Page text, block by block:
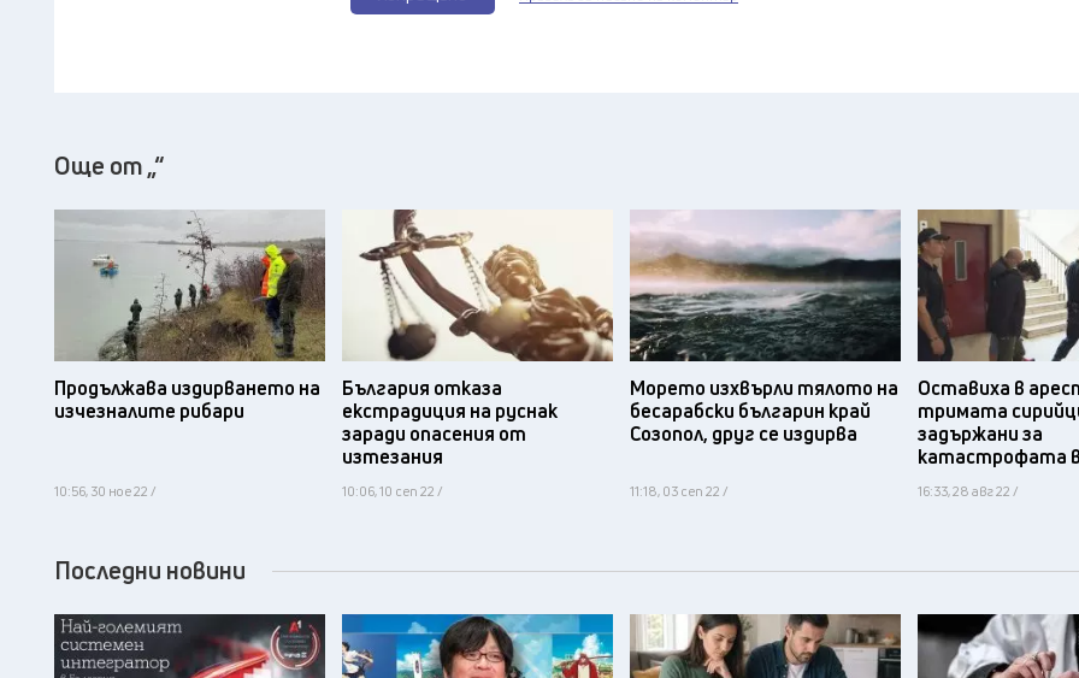
Още от „“
Продължава издирването на
изчезналите рибари
10:56, 30 ное 22 /
България отказа
екстрадиция на руснак
заради опасения от
изтезания
10:06, 10 сеп 22 /
Морето изхвърли тялото на
бесарабски българин край
Созопол, друг се издирва
11:18, 03 сеп 22 /
Оставиха в
тримата
задържани за
катастрофата
16:33, 28 авг 22 /
Последни новини